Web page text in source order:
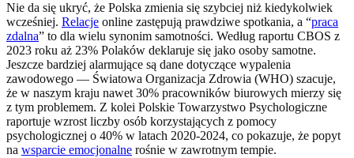
Nie da się ukryć, że Polska zmienia się szybciej niż kiedykolwiek
wcześniej. Relacje online zastępują prawdziwe spotkania, a “praca
zdalna” to dla wielu synonim samotności. Według raportu CBOS z
2023 roku aż 23% Polaków deklaruje się jako osoby samotne.
Jeszcze bardziej alarmujące są dane dotyczące wypalenia
zawodowego — Światowa Organizacja Zdrowia (WHO) szacuje,
że w naszym kraju nawet 30% pracowników biurowych mierzy się
z tym problemem. Z kolei Polskie Towarzystwo Psychologiczne
raportuje wzrost liczby osób korzystających z pomocy
psychologicznej o 40% w latach 2020-2024, co pokazuje, że popyt
na wsparcie emocjonalne rośnie w zawrotnym tempie.